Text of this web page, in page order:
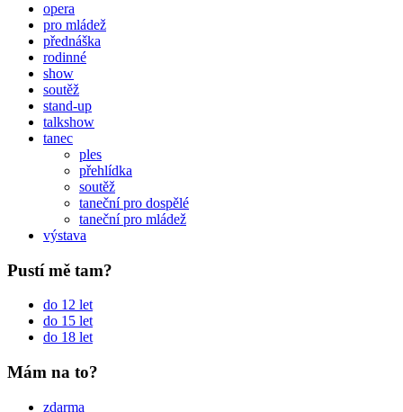
opera
pro mládež
přednáška
rodinné
show
soutěž
stand-up
talkshow
tanec
ples
přehlídka
soutěž
taneční pro dospělé
taneční pro mládež
výstava
Pustí mě tam?
do 12 let
do 15 let
do 18 let
Mám na to?
zdarma